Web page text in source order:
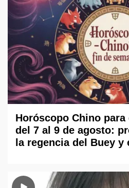
Horóscopo Chino
del 7 al 9 de agosto:
la regencia del Buey y